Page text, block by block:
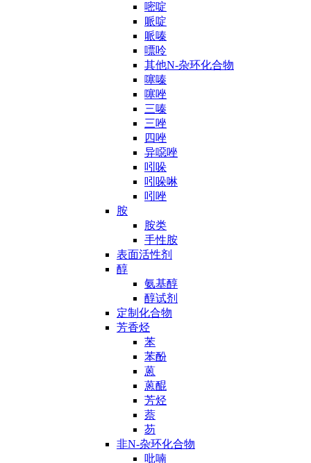
嘧啶
哌啶
哌嗪
嘌呤
其他N-杂环化合物
噻嗪
噻唑
三嗪
三唑
四唑
异噁唑
吲哚
吲哚啉
吲唑
胺
胺类
手性胺
表面活性剂
醇
氨基醇
醇试剂
定制化合物
芳香烃
苯
苯酚
蒽
蒽醌
芳烃
萘
芴
非N-杂环化合物
吡喃